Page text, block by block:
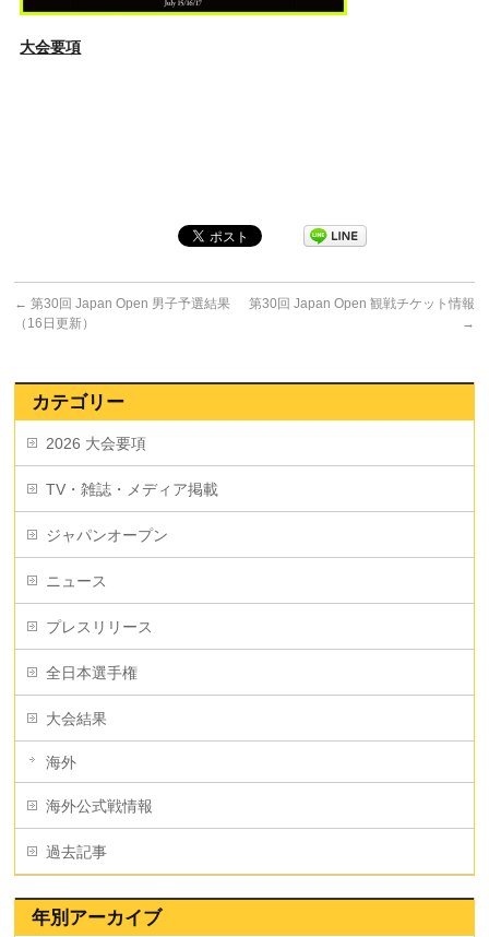
大会要項
← 第30回 Japan Open 男子予選結果
（16日更新）
第30回 Japan Open 観戦チケット情報
→
カテゴリー
2026 大会要項
TV・雑誌・メディア掲載
ジャパンオープン
ニュース
プレスリリース
全日本選手権
大会結果
海外
海外公式戦情報
過去記事
年別アーカイブ